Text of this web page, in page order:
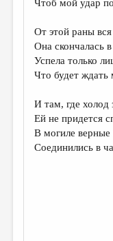
Чтоб мой удар
От этой раны
Она скончалась
Успела только
Что будет ждать
И там, где холод
Ей не придется
В могиле верные
Соединились в